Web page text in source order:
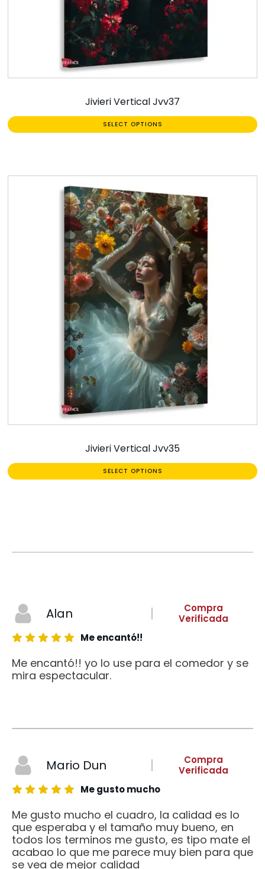
Jivieri Vertical Jvv37
SELECT OPTIONS
Jivieri Vertical Jvv35
SELECT OPTIONS
Alan
Compra
Verificada
Me encantó!!
Me encantó!! yo lo use para el comedor y se
mira espectacular.
Mario Dun
Compra
Verificada
Me gusto mucho
Me gusto mucho el cuadro, la calidad es lo
que esperaba y el tamaño muy bueno, en
todos los terminos me gusto, es tipo mate el
acabao lo que me parece muy bien para que
se vea de mejor calidad